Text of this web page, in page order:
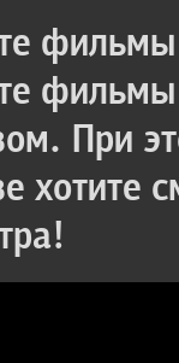
При
хотите